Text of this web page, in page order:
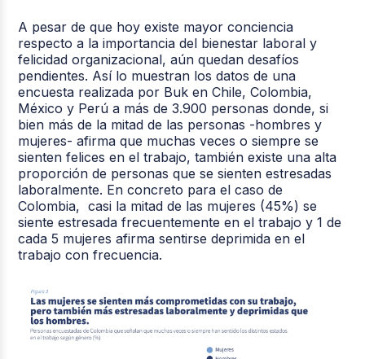
A pesar de que hoy existe mayor conciencia
respecto a la importancia del bienestar laboral y
felicidad organizacional, aún quedan desafíos
pendientes. Así lo muestran los datos de una
encuesta realizada por Buk en Chile, Colombia,
México y Perú a más de 3.900 personas donde, si
bien más de la mitad de las personas -hombres y
mujeres- afirma que muchas veces o siempre se
sienten felices en el trabajo, también existe una alta
proporción de personas que se sienten estresadas
laboralmente. En concreto para el caso de
Colombia, casi la mitad de las mujeres (45%) se
siente estresada frecuentemente en el trabajo y 1 de
cada 5 mujeres afirma sentirse deprimida en el
trabajo con frecuencia.